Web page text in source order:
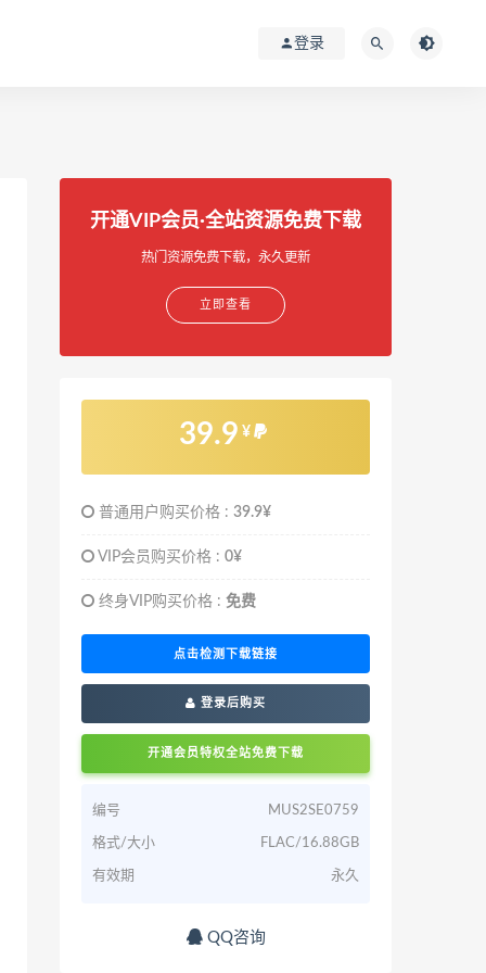
登录
开通VIP会员·全站资源免费下载
热门资源免费下载，永久更新
立即查看
39.9 ¥
普通用户购买价格 : 39.9¥
VIP会员购买价格 : 0¥
终身VIP购买价格 : 免费
点击检测下载链接
登录后购买
开通会员特权全站免费下载
编号 MUS2SE0759
格式/大小 FLAC/16.88GB
有效期 永久
QQ咨询